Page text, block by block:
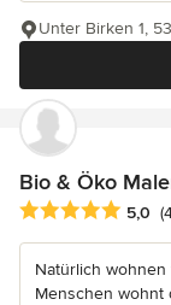
Unter Birken 1,
Bio & Öko
Durchschnittliche
5,0
Natürlich
Menschen wohnt